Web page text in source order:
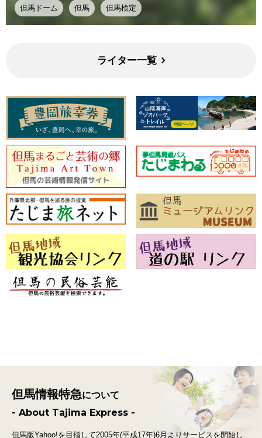
但馬ドーム 但馬 但馬検定
ライター一覧
但馬情報特急について
- About Tajima Express -
但馬版Yahoo!を目指して2005年(平成17年)6月よりサービスを開始し